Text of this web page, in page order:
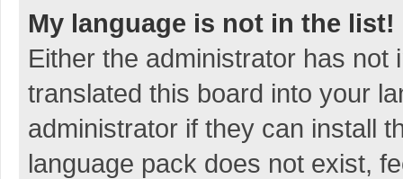
My language is not in the list!
Either the administrator has
translated this board into your
administrator if they can install
language pack does not exist,